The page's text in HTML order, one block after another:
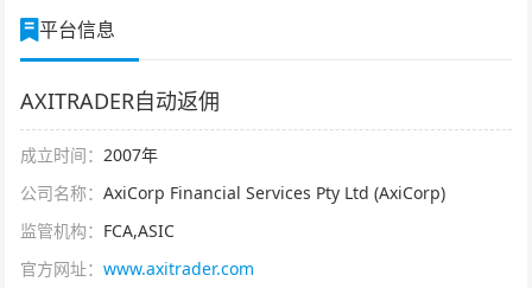
平台信息
AXITRADER自动返佣
成立时间： 2007年
公司名称： AxiCorp Financial Services Pty Ltd (AxiCorp)
监管机构： FCA,ASIC
官方网址： www.axitrader.com